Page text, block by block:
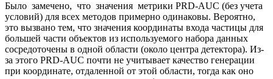
Было замечено, что значения метрики PRD-AUC (без учета
условий) для всех методов примерно одинаковы. Вероятно,
это вызвано тем, что значения координаты входа частицы для
большей части объектов из используемого набора данных
сосредоточены в одной области (около центра детектора). Из-
за этого PRD-AUC почти не учитывает качество генерации
при координате, отдаленной от этой области, тогда как оно